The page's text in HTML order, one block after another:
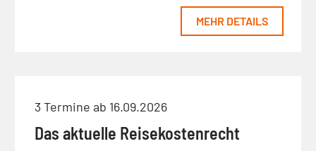
MEHR DETAILS
3 Termine ab 16.09.2026
Das aktuelle Reisekostenrecht